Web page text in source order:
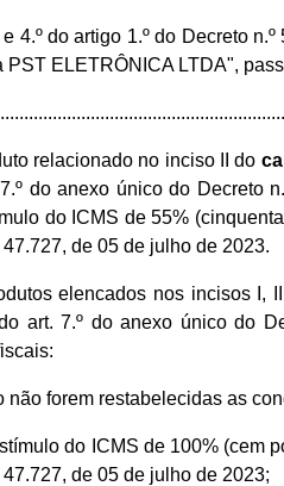
4.º do artigo 1.º do Decreto
ELETRÔNICA LTDA",
relacionado no inciso II do
do anexo único do Decreto
do ICMS de 55%
47.727, de 05 de julho de 2023.
elencados nos incisos I,
art. 7.º do anexo único do
não forem restabelecidas as
do ICMS de 100% (cem
47.727, de 05 de julho de 2023;